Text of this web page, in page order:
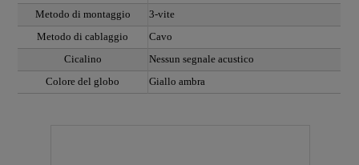
Metodo di montaggio
3-vite
Metodo di cablaggio
Cavo
Cicalino
Nessun segnale acustico
Colore del globo
Giallo ambra